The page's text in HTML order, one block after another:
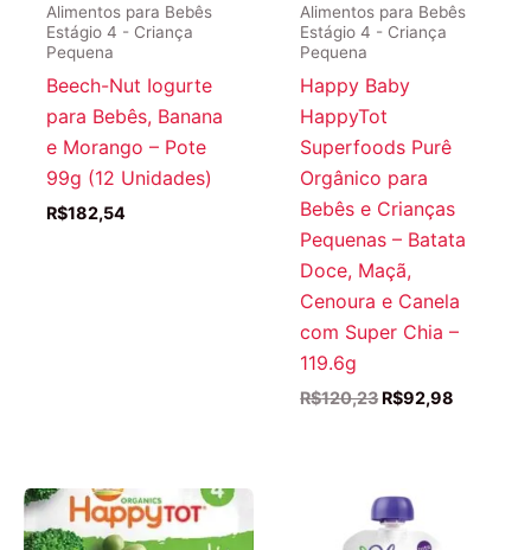
Alimentos para Bebês
Estágio 4 - Criança
Pequena
Beech-Nut Iogurte
para Bebês, Banana
e Morango – Pote
99g (12 Unidades)
R$182,54
Alimentos para Bebês
Estágio 4 - Criança
Pequena
Happy Baby
HappyTot
Superfoods Purê
Orgânico para
Bebês e Crianças
Pequenas – Batata
Doce, Maçã,
Cenoura e Canela
com Super Chia –
119.6g
R$120,23 O
R$92,98